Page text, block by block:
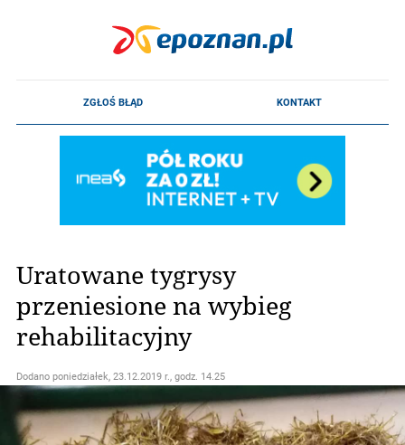
Uratowane tygrysy
przeniesione na wybieg
rehabilitacyjny
Dodano poniedziałek, 23.12.2019 r., godz. 14.25